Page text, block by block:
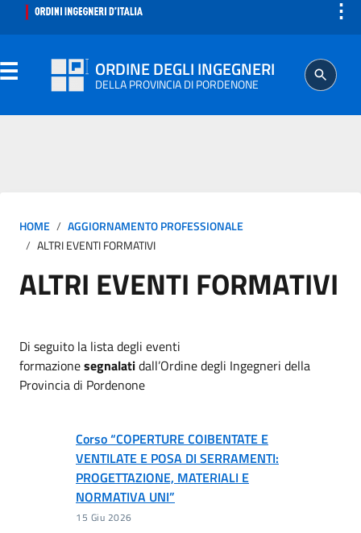
⋮
ORDINE DEGLI INGEGNERI
DELLA PROVINCIA DI PORDENONE
ISCRITTO
PROFESSIONE
HOME
AGGIORNAMENTO PROFESSIONALE
ALTRI EVENTI FORMATIVI
ALTRI EVENTI FORMATIVI
Di seguito la lista degli eventi
formazionesegnalatidall’Ordine degli Ingegneri della
Provincia di Pordenone
Corso “COPERTURE COIBENTATE E
VENTILATE E POSA DI SERRAMENTI:
PROGETTAZIONE, MATERIALI E
NORMATIVA UNI”
15 Giu 2026